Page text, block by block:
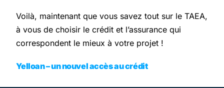
Voilà, maintenant que vous savez tout sur le TAEA,
à vous de choisir le crédit et l’assurance qui
correspondent le mieux à votre projet !
Yelloan – un nouvel accès au crédit